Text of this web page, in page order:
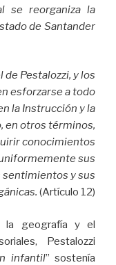
se reorganiza la
de Santander
de Pestalozzi, y los
esforzarse a todo
la Instrucción y la
en otros términos,
conocimientos
sus
y sus
(Artículo 12)
la geografía y el
Pestalozzi
infantil” sostenía